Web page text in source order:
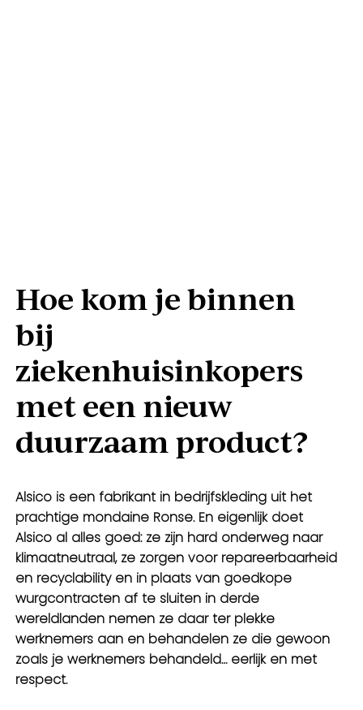
Hoe kom je binnen
bij
ziekenhuisinkopers
met een nieuw
duurzaam product?
Alsico is een fabrikant in bedrijfskleding uit het
prachtige mondaine Ronse. En eigenlijk doet
Alsico al alles goed: ze zijn hard onderweg naar
klimaatneutraal, ze zorgen voor repareerbaarheid
en recyclability en in plaats van goedkope
wurgcontracten af te sluiten in derde
wereldlanden nemen ze daar ter plekke
werknemers aan en behandelen ze die gewoon
zoals je werknemers behandeld… eerlijk en met
respect.